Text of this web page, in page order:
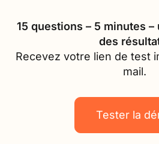
15 questions – 5 minutes
des
Recevez votre lien de test
mail.
Tester la